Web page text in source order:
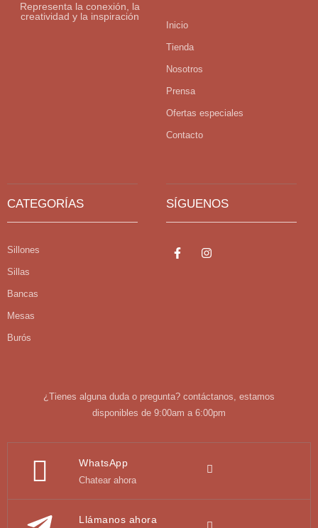
Representa la conexión, la
creatividad y la inspiración
Inicio
Tienda
Nosotros
Prensa
Ofertas especiales
Contacto
CATEGORÍAS
Sillones
Sillas
Bancas
Mesas
Burós
SÍGUENOS
¿Tienes alguna duda o pregunta? contáctanos, estamos
disponibles de 9:00am a 6:00pm
WhatsApp
Chatear ahora
Llámanos ahora